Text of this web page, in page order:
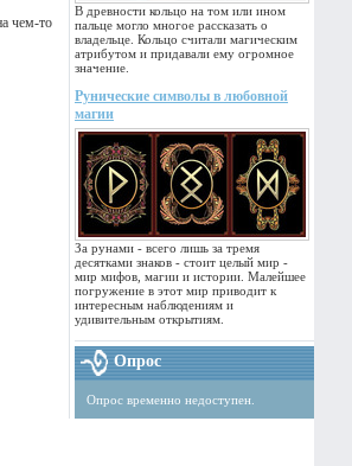
В древности кольцо на том или ином
пальце могло многое рассказать о
владельце. Кольцо считали магическим
атрибутом и придавали ему огромное
значение.
Рунические символы в любовной
магии
За рунами - всего лишь за тремя
десятками знаков - стоит целый мир -
мир мифов, магии и истории. Малейшее
погружение в этот мир приводит к
интересным наблюдениям и
удивительным открытиям.
Опрос
Опрос временно недоступен.
чем-то